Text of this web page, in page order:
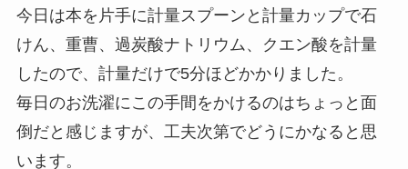
今日は本を片手に計量スプーンと計量カップで石
けん、重曹、過炭酸ナトリウム、クエン酸を計量
したので、計量だけで5分ほどかかりました。
毎日のお洗濯にこの手間をかけるのはちょっと面
倒だと感じますが、工夫次第でどうにかなると思
います。